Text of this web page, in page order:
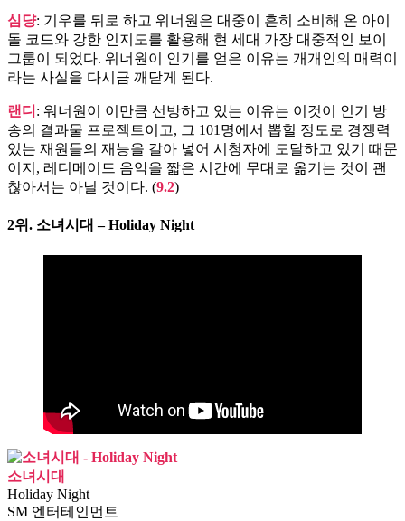
심댱: 기우를 뒤로 하고 워너원은 대중이 흔히 소비해 온 아이
돌 코드와 강한 인지도를 활용해 현 세대 가장 대중적인 보이
그룹이 되었다. 워너원이 인기를 얻은 이유는 개개인의 매력이
라는 사실을 다시금 깨닫게 된다.
랜디 : 워너원이 이만큼 선방하고 있는 이유는 이것이 인기 방
송의 결과물 프로젝트이고, 그 101명에서 뽑힐 정도로 경쟁력
있는 재원들의 재능을 갈아 넣어 시청자에 도달하고 있기 때문
이지, 레디메이드 음악을 짧은 시간에 무대로 옮기는 것이 괜
찮아서는 아닐 것이다. (9.2)
2위. 소녀시대 – Holiday Night
소녀시대
Holiday Night
SM 엔터테인먼트